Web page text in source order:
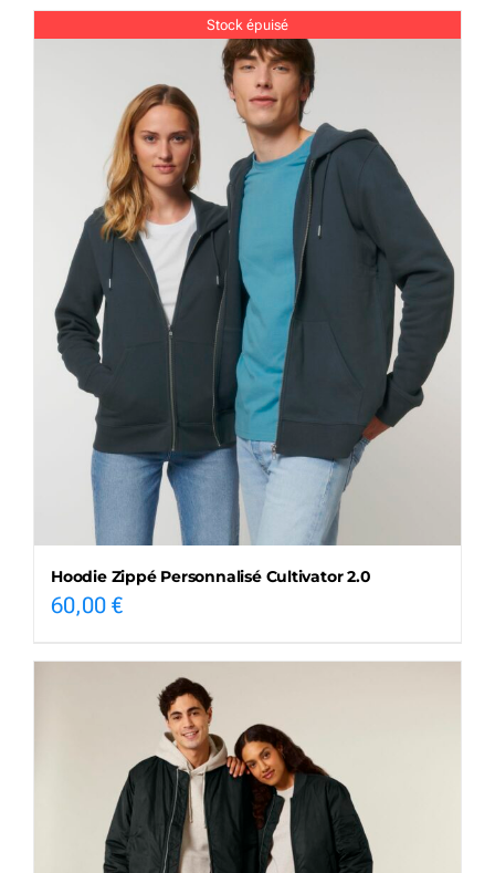
Stock épuisé
Hoodie Zippé Personnalisé Cultivator 2.0
60,00€